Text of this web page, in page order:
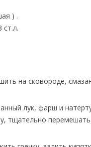
) .
ст.л.
на сковороде,
лук, фарш и
тщательно перемешать.